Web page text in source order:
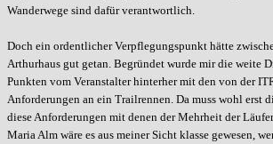
Wanderwege sind dafür verantwortlich.
Doch ein ordentlicher Verpflegungspunkt hätte
Arthurhaus gut getan. Begründet wurde mir die weite
Punkten vom Veranstalter hinterher mit den von der
Anforderungen an ein Trailrennen. Da muss wohl erst
diese Anforderungen mit denen der Mehrheit der
Maria Alm wäre es aus meiner Sicht klasse gewesen,